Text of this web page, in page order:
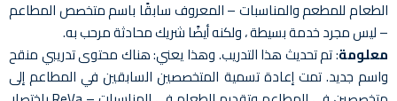
الطعام للمطعم والمناسبات – المعروف سابقًا باسم متخصص المطاعم
– ليس مجرد خدمة بسيطة ، ولكنه أيضًا شريك محادثة مرحب به.
معلومة: تم تحديث هذا التدريب. وهذا يعني: هناك محتوى تدريبي منقح
واسم جديد. تمت إعادة تسمية المتخصصين السابقين في المطاعم إلى